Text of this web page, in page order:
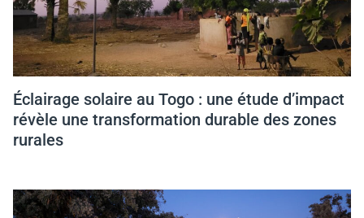
Éclairage solaire au Togo : une étude d’impact
révèle une transformation durable des zones
rurales